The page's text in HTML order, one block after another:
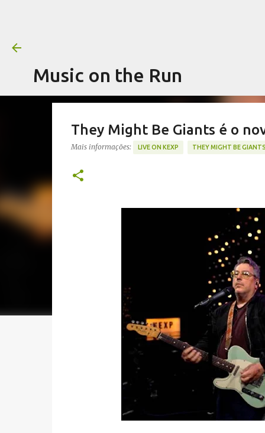
Music on the Run
They Might Be Giants é o
Mais informações: LIVE ON KEXP THEY MIGHT BE